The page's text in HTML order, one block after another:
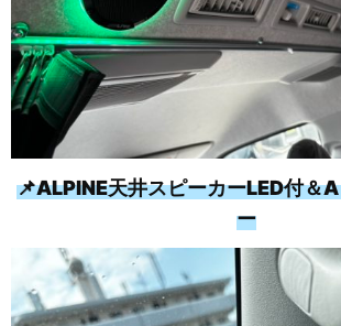
📌ALPINE天井スピーカーLED付＆
ー